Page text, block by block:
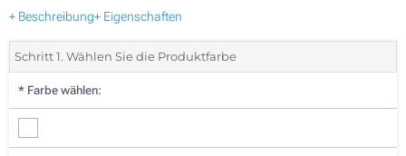
+ Beschreibung+ Eigenschaften
Schritt 1. Wählen Sie die Produktfarbe
* Farbe wählen: